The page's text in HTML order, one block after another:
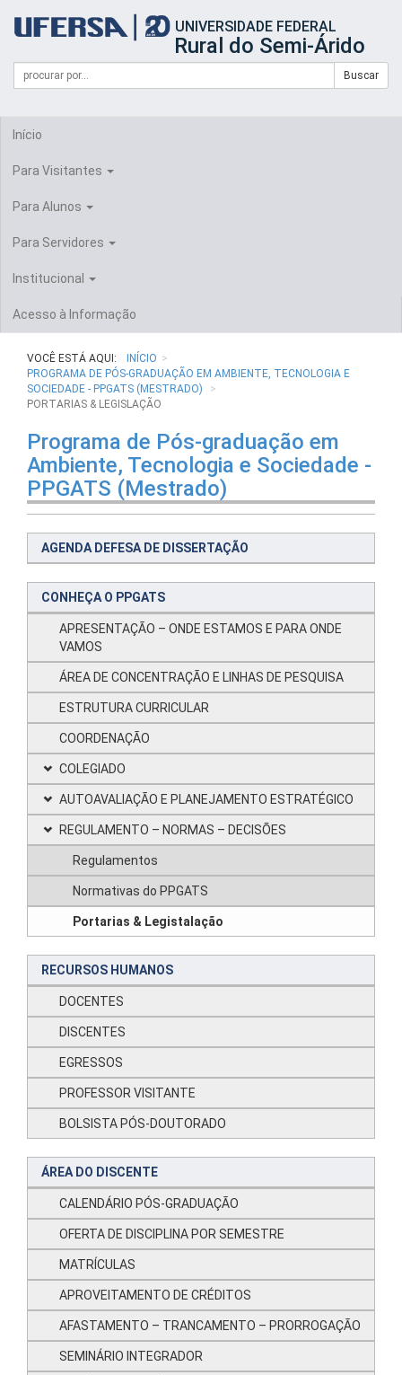
portal
UFERSA
UNIVERSIDADE FEDERAL
Rural do Semi-Árido
Formulário
Busca
Campo
de
Buscar
Início
Para Visitantes
Para Alunos
Para Servidores
Institucional
Acesso à Informação
VOCÊ ESTÁ AQUI:
INÍCIO
PROGRAMA DE PÓS-GRADUAÇÃO EM AMBIENTE, TECNOLOGIA E
SOCIEDADE - PPGATS (MESTRADO)
PORTARIAS & LEGISLAÇÃO
Programa de Pós-graduação em
Ambiente, Tecnologia e Sociedade -
PPGATS (Mestrado)
AGENDA DEFESA DE DISSERTAÇÃO
CONHEÇA O PPGATS
APRESENTAÇÃO – ONDE ESTAMOS E PARA ONDE
VAMOS
ÁREA DE CONCENTRAÇÃO E LINHAS DE PESQUISA
ESTRUTURA CURRICULAR
COORDENAÇÃO
COLEGIADO
AUTOAVALIAÇÃO E PLANEJAMENTO ESTRATÉGICO
REGULAMENTO – NORMAS – DECISÕES
Regulamentos
Normativas do PPGATS
Portarias & Legistalação
RECURSOS HUMANOS
DOCENTES
DISCENTES
EGRESSOS
PROFESSOR VISITANTE
BOLSISTA PÓS-DOUTORADO
ÁREA DO DISCENTE
CALENDÁRIO PÓS-GRADUAÇÃO
OFERTA DE DISCIPLINA POR SEMESTRE
MATRÍCULAS
APROVEITAMENTO DE CRÉDITOS
AFASTAMENTO – TRANCAMENTO – PRORROGAÇÃO
SEMINÁRIO INTEGRADOR